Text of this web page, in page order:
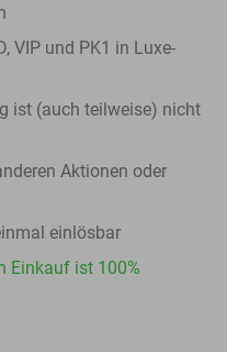
VIP und PK1 in Luxe-
ist (auch teilweise) nicht
Aktionen oder
einlösbar
Einkauf ist 100%